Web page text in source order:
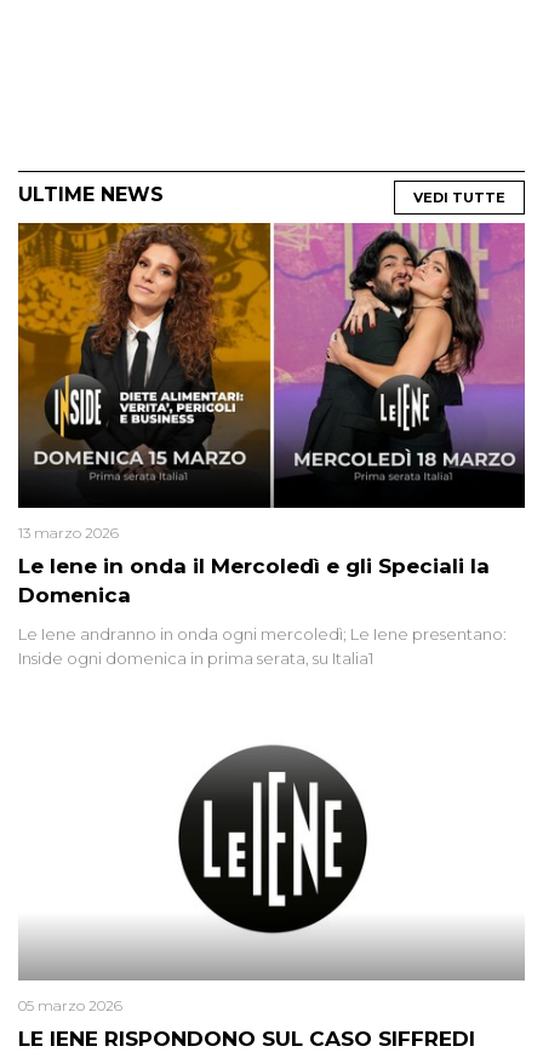
ULTIME NEWS VEDI TUTTE
Le Iene in onda il Mercoledì e gli Speciali la
Domenica
13 marzo 2026
Le Iene andranno in onda ogni mercoledì; Le Iene presentano:
Inside ogni domenica in prima serata, su Italia1
LE IENE RISPONDONO SUL CASO SIFFREDI
05 marzo 2026